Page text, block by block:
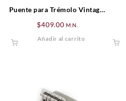
Puente para Trémolo Vintage-
Stratocaster® (’06-Presente),
Zurdo, Cromado
$409.00 M.N.
Añadir al carrito